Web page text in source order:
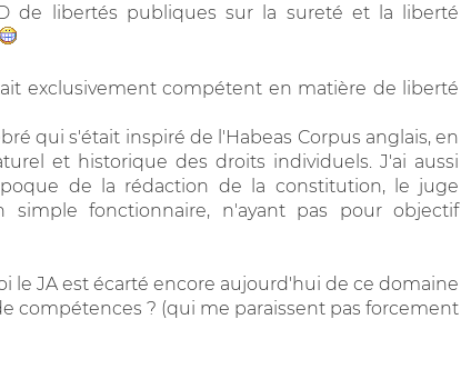
de libertés publiques sur la sureté et la liberté
exclusivement compétent en matière de liberté
qui s'était inspiré de l'Habeas Corpus anglais, en
et historique des droits individuels. J'ai aussi
de la rédaction de la constitution, le juge
fonctionnaire, n'ayant pas pour objectif
le JA est écarté encore aujourd'hui de ce domaine
compétences ? (qui me paraissent pas forcement